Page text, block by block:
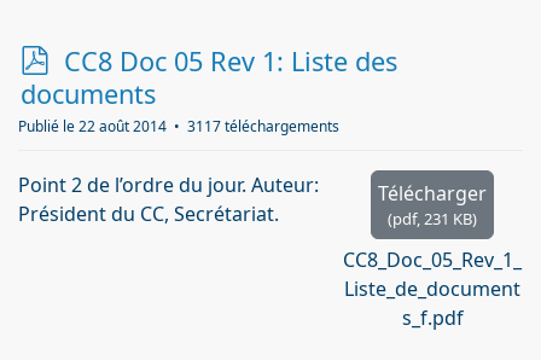
p
d
f
CC8 Doc 05 Rev 1: Liste des
documents
Publié le 22 août 2014 3117 téléchargements
Télécharger
(pdf,231 KB)
CC8_Doc_05_Rev_1_
Liste_de_document
s_f.pdf
Point 2 de l’ordre du jour. Auteur:
Président du CC, Secrétariat.